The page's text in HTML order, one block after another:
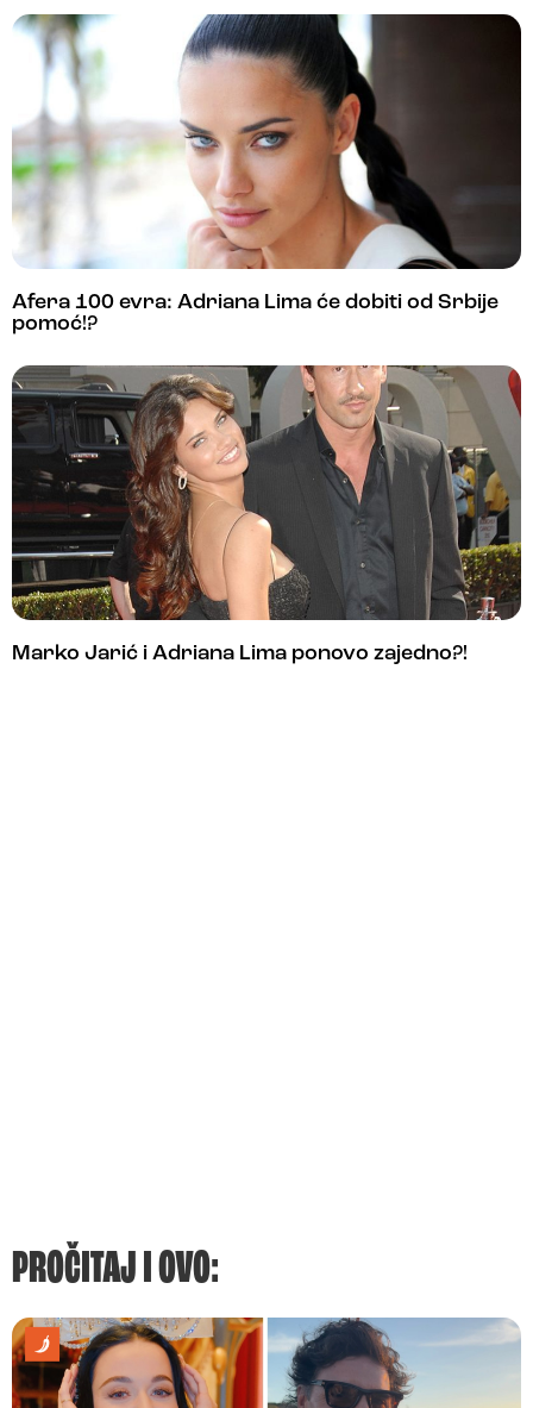
Afera 100 evra: Adriana Lima će dobiti od Srbije
pomoć!?
Marko Jarić i Adriana Lima ponovo zajedno?!
PROČITAJ I OVO: